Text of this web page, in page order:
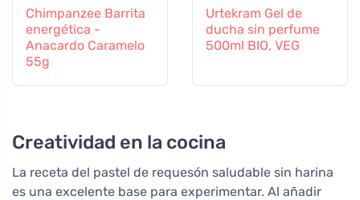
Chimpanzee Barrita
energética -
Anacardo Caramelo
55g
Urtekram Gel de
ducha sin perfume
500ml BIO, VEG
Creatividad en la cocina
La receta del pastel de requesón saludable sin harina
es una excelente base para experimentar. Al añadir